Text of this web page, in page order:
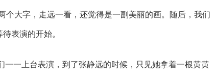
个大字，走远一看，还觉得是一副美丽的画。随后，我们
表演的开始。
一一上台表演，到了张静远的时候，只见她拿着一根黄黄